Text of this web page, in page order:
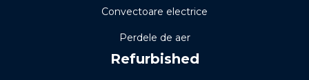
Convectoare electrice
Perdele de aer
Refurbished